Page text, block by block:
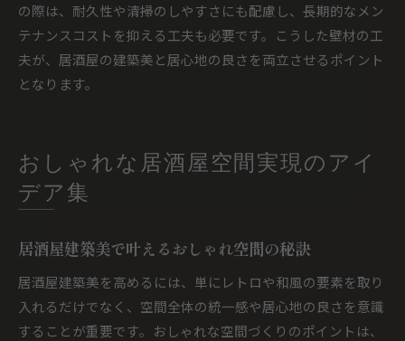
の際は、耐久性や清掃のしやすさにも配慮し、長期的なメン
テナンスコストを抑える工夫も必要です。こうした壁材の工
夫が、居酒屋の建築美と居心地の良さを両立させるポイント
となります。
おしゃれな居酒屋空間実現のアイ
デア集
居酒屋建築美で叶えるおしゃれ空間の秘訣
居酒屋建築美を高めるには、単にレトロや和風の要素を取り
入れるだけでなく、空間全体の統一感や居心地の良さを意識
することが重要です。おしゃれな空間づくりのポイントは、